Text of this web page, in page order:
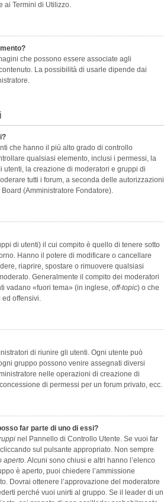
ai Termini di Utilizzo.
che possono essere associate agli
La possibilità di usarle dipende dai
che hanno il più alto grado di controllo
qualsiasi elemento, inclusi i permessi, la
la creazione di moderatori e gruppi di
tutti i forum, a seconda delle autorizzazioni
(Amministratore Fondatore).
di utenti) il cui compito è quello di tenere sotto
Hanno il potere di modificare o cancellare
riaprire, spostare o rimuovere qualsiasi
Generalmente il compito dei moderatori
vadano «fuori tema» (in inglese, off-topic) o che
ed offensivi.
di riunire gli utenti. Ogni utente può
gruppo possono venire assegnati diversi
nelle operazioni di creazione di
di permessi per un forum privato, ecc.
far parte di uno di essi?
nel Pannello di Controllo Utente. Se vuoi far
sul pulsante appropriato. Non sempre
aperto. Alcuni sono chiusi e altri hanno l’elenco
è aperto, puoi chiedere l’ammissione
Dovrai ottenere l’approvazione del moderatore
perché vuoi unirti al gruppo. Se il leader di un